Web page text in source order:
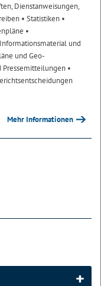
Dienstanweisungen,
• Statistiken •
•
und
und Geo-
•
Mehr Informationen